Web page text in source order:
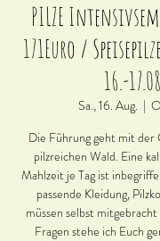
PILZE
171Euro /
16.-
Sa., 16. Aug.
  |
Die Führung geht mit der
pilzreichen Wald. Eine
Mahlzeit je Tag ist
passende Kleidung,
müssen selbst
Fragen stehe ich Euch